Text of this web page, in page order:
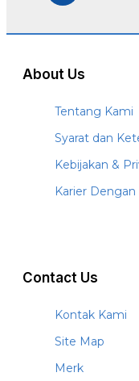
About Us
Tentang Kami
Syarat dan
Kebijakan &
Karier Dengan
Contact Us
Kontak Kami
Site Map
Merk